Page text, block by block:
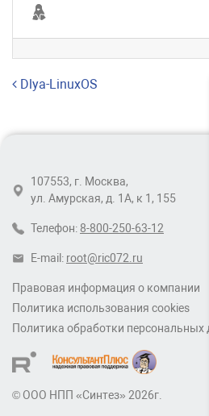
Навигация по
Dlya-LinuxOS
Правовая информация о компании
Политика использования cookies
Политика обработки персональных
© ООО НПП «Синтез» 2026г.
107553, г. Москва,
ул. Амурская, д. 1А, к 1, 155
Телефон: 8-800-250-63-12
E-mail: root@ric072.ru